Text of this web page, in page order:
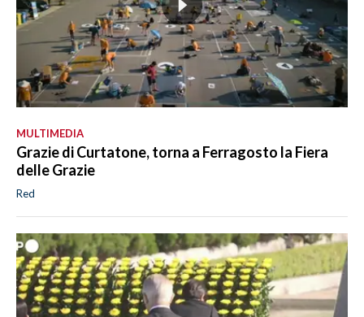
MULTIMEDIA
Grazie di Curtatone, torna a Ferragosto la Fiera
delle Grazie
Red